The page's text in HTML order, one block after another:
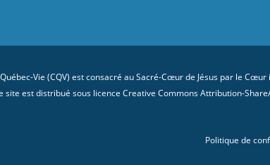
Vie (CQV) est consacré au Sacré-Cœur de Jésus par le
site est distribué sous licenceCreative Commons Attribution-
Politique de